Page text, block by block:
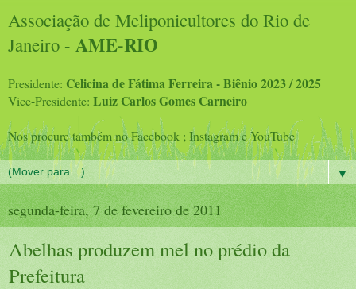
Associação de Meliponicultores do Rio de
Janeiro - AME-RIO
Presidente: Celicina de Fátima Ferreira - Biênio 2023 / 2025
Vice-Presidente: Luiz Carlos Gomes Carneiro
Nos procure também no Facebook ; Instagram e YouTube
▼
segunda-feira, 7 de fevereiro de 2011
Abelhas produzem mel no prédio da
Prefeitura